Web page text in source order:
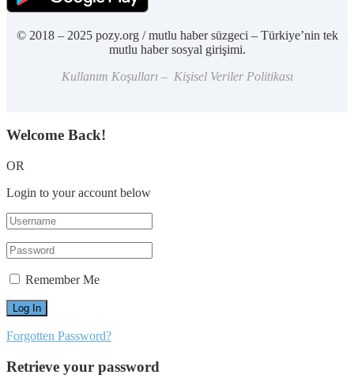
© 2018 – 2025 pozy.org / mutlu haber süzgeci – Türkiye’nin tek
mutlu haber sosyal girişimi.
Kullanım Koşulları – Kişisel Veriler Politikası
Welcome Back!
OR
Login to your account below
Remember Me
Forgotten Password?
Retrieve your password